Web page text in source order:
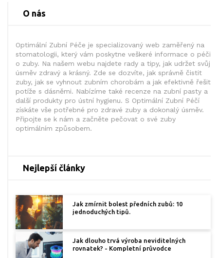
O nás
Optimální Zubní Péče je specializovaný web zaměřený na
stomatologii, který vám poskytne veškeré informace o péči
o zuby. Na našem webu najdete rady a tipy, jak udržet svůj
úsměv zdravý a krásný. Zde se dozvíte, jak správně čistit
zuby, jak se vyhnout zubním chorobám a jak efektivně řešit
potíže s dásněmi. Nabízíme také recenze na zubní pasty a
další produkty pro ústní hygienu. S Optimální Zubní Péčí
získáte vše potřebné pro zdravé zuby a dokonalý úsměv.
Připojte se k nám a začněte pečovat o své zuby
optimálním způsobem.
Nejlepší články
Jak zmírnit bolest předních zubů: 10
jednoduchých tipů.
Jak dlouho trvá výroba neviditelných
rovnatek? - Kompletní průvodce